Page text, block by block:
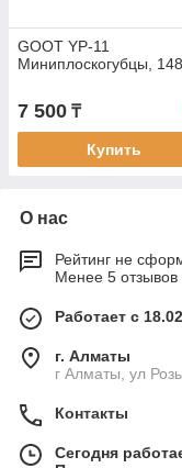
GOOT YP-11
Миниплоскогубцы,
7 500 ₸
Купить
О нас
Рейтинг не
Менее 5 отзывов
Работает с
г. Алматы
г Алматы, ул
Контакты
Сегодня